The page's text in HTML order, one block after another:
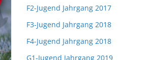
F2-Jugend Jahrgang 2017
F3-Jugend Jahrgang 2018
F4-Jugend Jahrgang 2018
G1-Jugend Jahrgang 2019